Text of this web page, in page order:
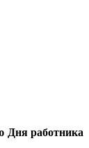
Дня работника